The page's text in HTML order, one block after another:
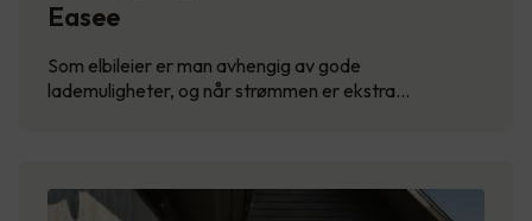
Easee
Som elbileier er man avhengig av gode
lademuligheter, og når strømmen er ekstra…